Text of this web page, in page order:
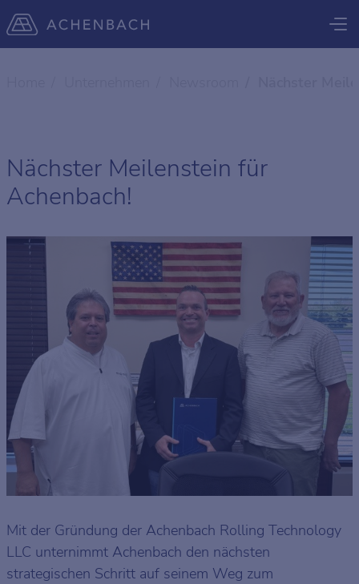
Nächster Meilenstein für
Achenbach!
Mit der Gründung der Achenbach Rolling Technology
LLC unternimmt Achenbach den nächsten
strategischen Schritt auf seinem Weg zum